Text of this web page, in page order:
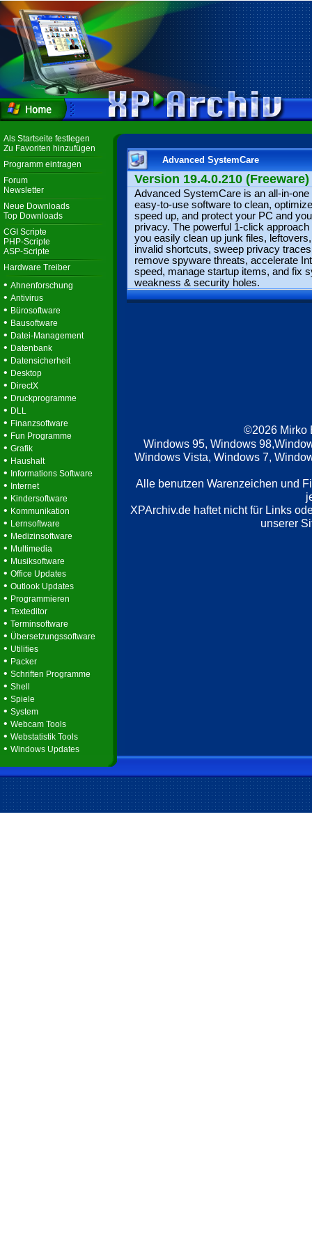
Als Startseite festlegen
Zu Favoriten hinzufügen
Programm eintragen
Forum
Newsletter
Neue Downloads
Top Downloads
CGI Scripte
PHP-Scripte
ASP-Scripte
Hardware Treiber
• Ahnenforschung
• Antivirus
• Bürosoftware
• Bausoftware
• Datei-Management
• Datenbank
• Datensicherheit
• Desktop
• DirectX
• Druckprogramme
• DLL
• Finanzsoftware
• Fun Programme
• Grafik
• Haushalt
• Informations Software
• Internet
• Kindersoftware
• Kommunikation
• Lernsoftware
• Medizinsoftware
• Multimedia
• Musiksoftware
• Office Updates
• Outlook Updates
• Programmieren
• Texteditor
• Terminsoftware
• Übersetzungssoftware
• Utilities
• Packer
• Schriften Programme
• Shell
• Spiele
• System
• Webcam Tools
• Webstatistik Tools
• Windows Updates
Advanced SystemCare
Version 19.4.0.210 (Freeware)
Advanced SystemCare is an all-in-one
easy-to-use software to clean,
speed up, and protect your PC and
privacy. The powerful 1-click approach
you easily clean up junk files,
invalid shortcuts, sweep privacy
remove spyware threats, accelerate
speed, manage startup items, and fix
weakness & security holes.
©2026 Mirko
Windows 95, Windows
Windows Vista, Windows 7,
Alle benutzen Warenzeichen und
XPArchiv.de haftet nicht für Links
unserer